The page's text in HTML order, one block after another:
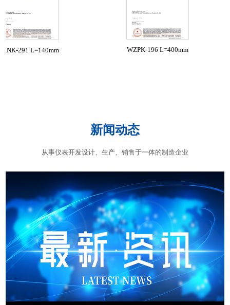
L=140mm WZPK-196 L=400mm
新闻动态
从事仪表开发设计、生产、销售于一体的制造企业